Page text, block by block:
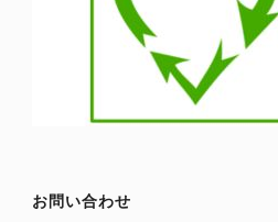
お問い合わせ